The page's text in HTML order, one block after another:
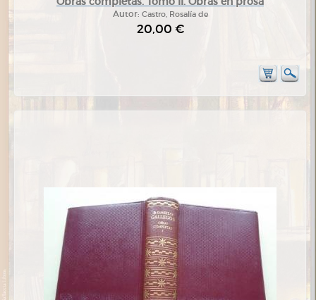
Autor: Castro, Rosalía de
20,00 €